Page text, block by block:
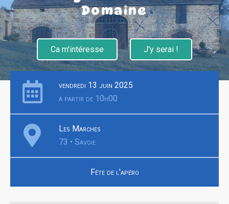
Domaine
Ca m'intéresse J'y serai !
vendredi 13 juin 2025
à partir de 10h00
Les Marches
73 • Savoie
Fête de l'apéro